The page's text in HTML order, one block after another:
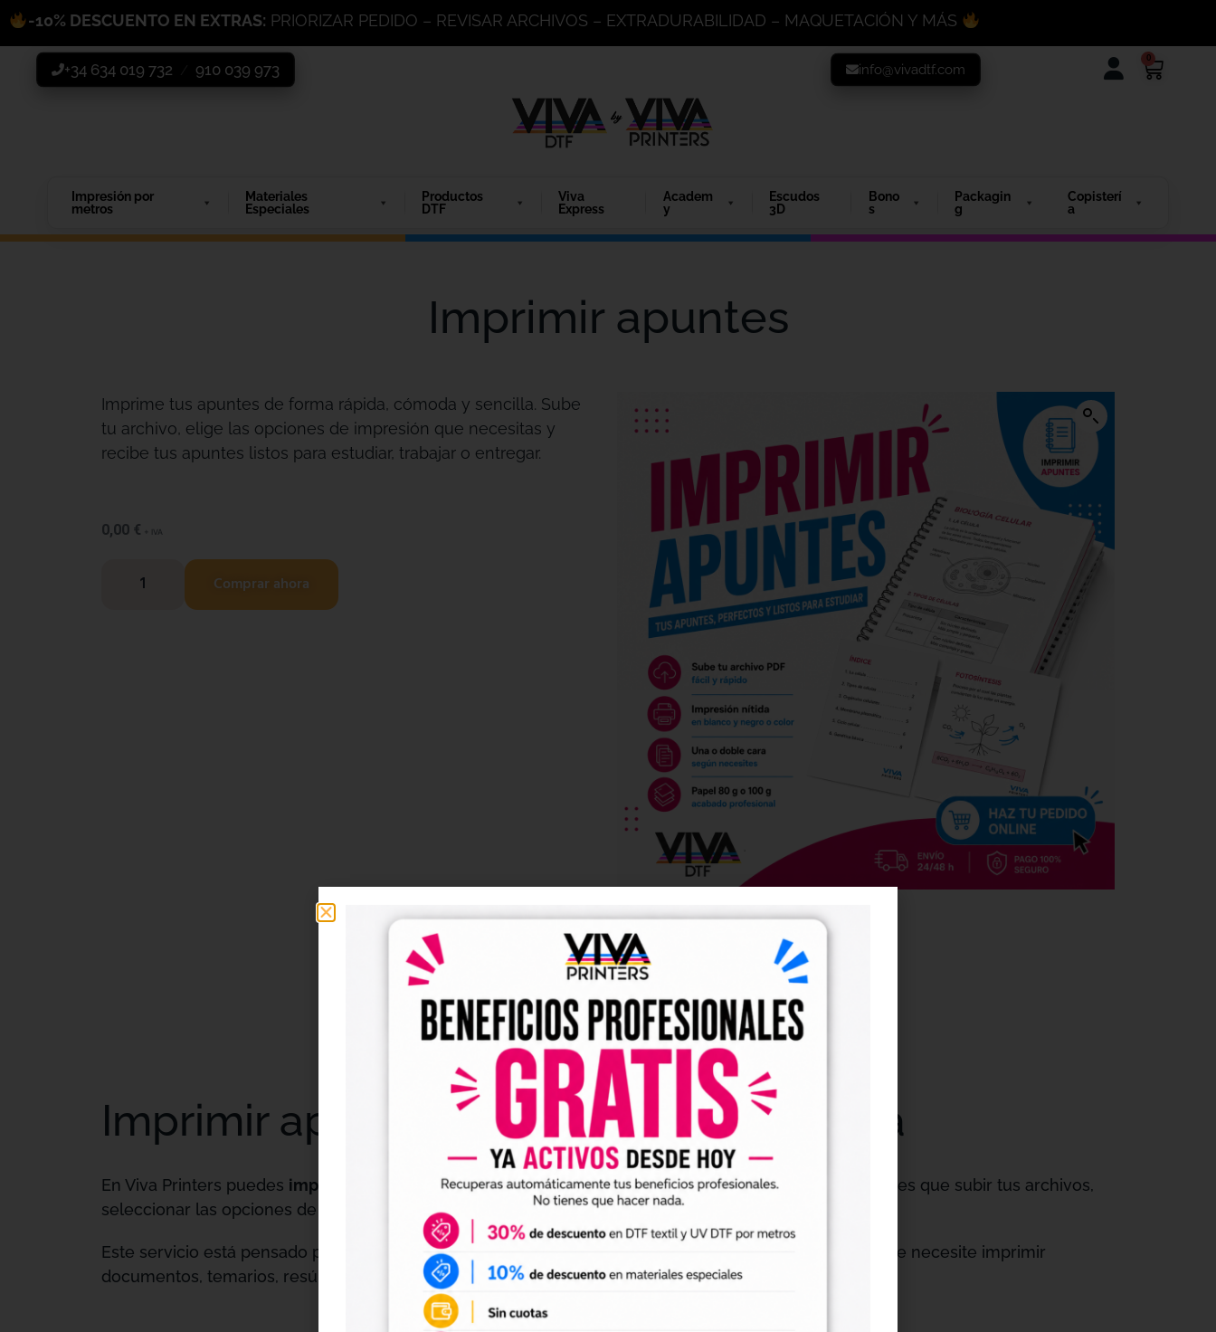
-10% DESCUENTO EN EXTRAS: PRIORIZAR PEDIDO – REVISAR ARCHIVOS – EXTRADURABILIDAD – MAQUETACIÓN Y MÁS
0
+34 634 019 732 910 039 973 info@vivadtf.com
Impresión por
metros
Materiales
Especiales
Productos
DTF
Viva
Express
Academ
y
Escudos
3D
Bono
s
Packagin
g
Copisterí
a
Imprimir apuntes
Imprime tus apuntes de forma rápida, cómoda y sencilla. Sube
tu archivo, elige las opciones de impresión que necesitas y
recibe tus apuntes listos para estudiar, trabajar o entregar.
0,00 € + IVA
Comprar ahora
DESCRIPCIÓN
Imprimir apuntes de forma fácil y rápida
En Viva Printers puedes imprimir apuntes
de manera sencilla, cómoda y sin desplazamientos. Solo tienes que subir tus archivos,
seleccionar las opciones de impresión que necesitas y realizar tu pedido desde nuestra web.
Este servicio está pensado para estudiantes, opositores, profesores, academias y cualquier persona que necesite imprimir
documentos, temarios, resúmenes, trabajos, ejercicios o material de estudio en formato físico.